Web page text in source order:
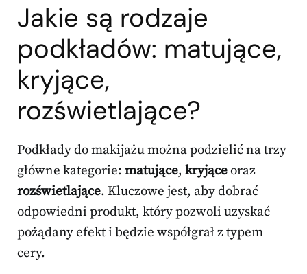
Jakie są rodzaje
podkładów: matujące,
kryjące,
rozświetlające?
Podkłady do makijażu można podzielić na trzy
główne kategorie: matujące, kryjąceoraz
rozświetlające. Kluczowe jest, aby dobrać
odpowiedni produkt, który pozwoli uzyskać
pożądany efekt i będzie współgrał z typem
cery.